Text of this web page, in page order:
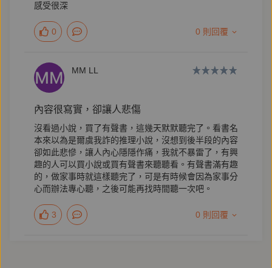
周芬伶／小說、散文家，東海大學中文系特聘教授｜專
序推薦
馬欣／作家
陳慧翎／導演
蔡依橙／蔡依橙的閱讀筆記板主
盧郁佳／作家
長篇更是複雜的藝術，是透過顯微鏡看世界的「鑽石孔
周芬伶
感受很深
0 0 則回覆
MM LL
內容很寫實，卻讓人悲傷
沒看過小說，買了有聲書，這幾天默默聽完了。看書名
本來以為是爾虞我詐的推理小說，沒想到後半段的內容
卻如此悲慘，讓人內心隱隱作痛，我就不暴雷了，有興
趣的人可以買小說或買有聲書來聽聽看。有聲書滿有趣
的，做家事時就這樣聽完了，可是有時候會因為家事分
心而辦法專心聽，之後可能再找時間聽一次吧。
3 0 則回覆